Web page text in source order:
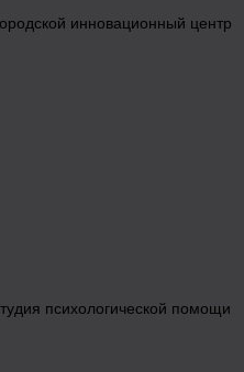
инновационный центр
психологической помощи